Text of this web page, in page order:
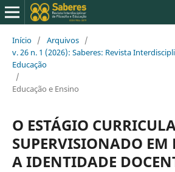
Início / Arquivos /
v. 26 n. 1 (2026): Saberes: Revista
Educação
/
Educação e Ensino
O ESTÁGIO
SUPERVISIONADO EM
A IDENTIDADE